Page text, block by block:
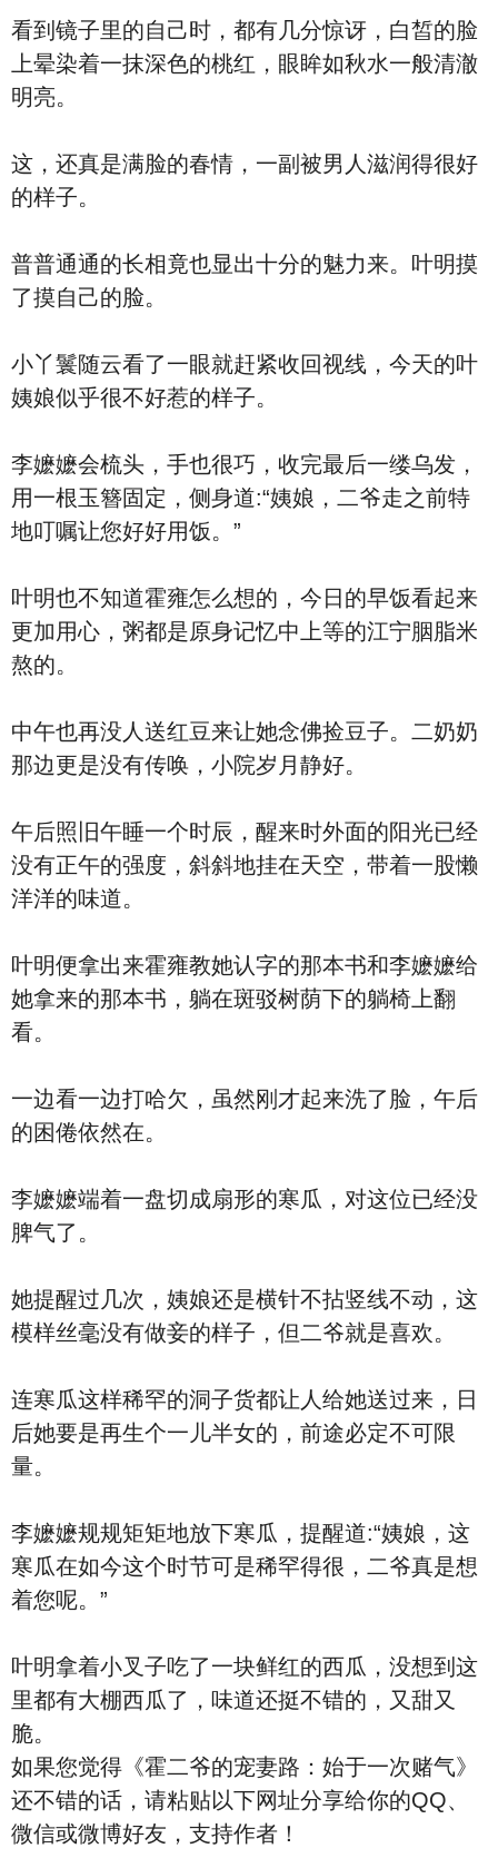
看到镜子里的自己时，都有几分惊讶，白皙的脸
上晕染着一抹深色的桃红，眼眸如秋水一般清澈
明亮。
这，还真是满脸的春情，一副被男人滋润得很好
的样子。
普普通通的长相竟也显出十分的魅力来。叶明摸
了摸自己的脸。
小丫鬟随云看了一眼就赶紧收回视线，今天的叶
姨娘似乎很不好惹的样子。
李嬷嬷会梳头，手也很巧，收完最后一缕乌发，
用一根玉簪固定，侧身道:“姨娘，二爷走之前特
地叮嘱让您好好用饭。”
叶明也不知道霍雍怎么想的，今日的早饭看起来
更加用心，粥都是原身记忆中上等的江宁胭脂米
熬的。
中午也再没人送红豆来让她念佛捡豆子。二奶奶
那边更是没有传唤，小院岁月静好。
午后照旧午睡一个时辰，醒来时外面的阳光已经
没有正午的强度，斜斜地挂在天空，带着一股懒
洋洋的味道。
叶明便拿出来霍雍教她认字的那本书和李嬷嬷给
她拿来的那本书，躺在斑驳树荫下的躺椅上翻
看。
一边看一边打哈欠，虽然刚才起来洗了脸，午后
的困倦依然在。
李嬷嬷端着一盘切成扇形的寒瓜，对这位已经没
脾气了。
她提醒过几次，姨娘还是横针不拈竖线不动，这
模样丝毫没有做妾的样子，但二爷就是喜欢。
连寒瓜这样稀罕的洞子货都让人给她送过来，日
后她要是再生个一儿半女的，前途必定不可限
量。
李嬷嬷规规矩矩地放下寒瓜，提醒道:“姨娘，这
寒瓜在如今这个时节可是稀罕得很，二爷真是想
着您呢。”
叶明拿着小叉子吃了一块鲜红的西瓜，没想到这
里都有大棚西瓜了，味道还挺不错的，又甜又
脆。
如果您觉得《霍二爷的宠妻路：始于一次赌气》
还不错的话，请粘贴以下网址分享给你的QQ、
微信或微博好友，支持作者！